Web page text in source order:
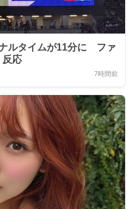
ルタイムが11分に ファ
反応
7時間前